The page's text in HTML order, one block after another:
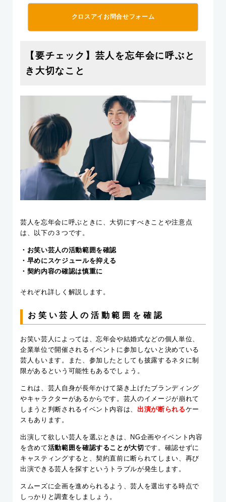
クロスアイお問合せフォーム
【要チェック】芸人を忘年会に呼ぶと
き大切なこと
芸人を忘年会に呼ぶときに、大切にすべきことや注意点
は、以下の３つです。
・お笑い芸人の活動範囲を確認
・早めにスケジュールを抑える
・契約内容の確認は慎重に
それぞれ詳しく解説します。
お笑い芸人の活動範囲を確認
お笑い芸人によっては、忘年会や結婚式などの個人単位、
企業単位で開催されるイベントに参加しないと決めている
芸人もいます。また、参加したとしても披露するネタに制
限があるという可能性もあるでしょう。
これは、芸人自身が長年かけて築き上げたブランディング
やキャラクターがあるからです。 芸人のイメージが崩れて
しまうと判断されるイベント内容は、出演が断られるケー
スもあります。
出演して欲しい芸人を選ぶときは、NG企画やイベント内容
を含めて活動範囲を確認することが大切 です。確認せずに
キャスティングすると、契約直前に断られてしまい、再び
出演できる芸人を探すというトラブルが発生します。
スムーズに企画を進められるよう、芸人を選出する時点で
しっかりと調査をしましょう。